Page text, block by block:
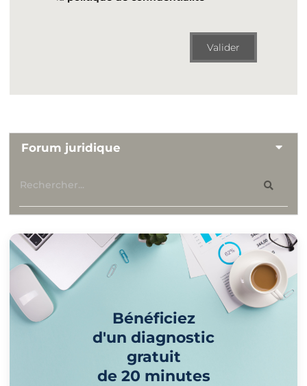
Valider
Forum juridique
Bénéficiez
d'un diagnostic
gratuit
de 20 minutes